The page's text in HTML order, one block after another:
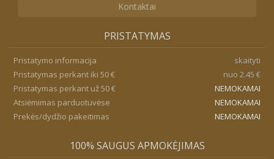
Kontaktai
PRISTATYMAS
Pristatymo informacija
skaityti
Pristatymas perkant iki 50 €
nuo 2.45 €
Pristatymas perkant už 50 €
NEMOKAMAI
Atsiėmimas parduotuvėse
NEMOKAMAI
Prekės/dydžio pakeitimas
NEMOKAMAI
100% SAUGUS APMOKĖJIMAS